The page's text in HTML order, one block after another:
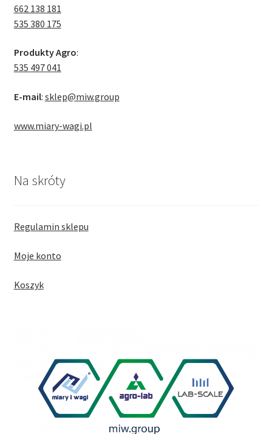
662 138 181
535 380 175
Produkty Agro:
535 497 041
E-mail: sklep@miw.group
www.miary-wagi.pl
Na skróty
Regulamin sklepu
Moje konto
Koszyk